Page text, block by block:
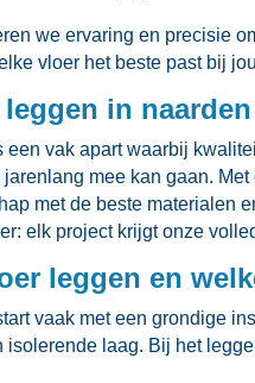
we ervaring en precisie
vloer het beste past bij
in
vak apart waarbij
mee kan gaan.​
met de beste materialen
elk project krijgt onze
leggen en
vaak met een grondige
isolerende laag.​ Bij het